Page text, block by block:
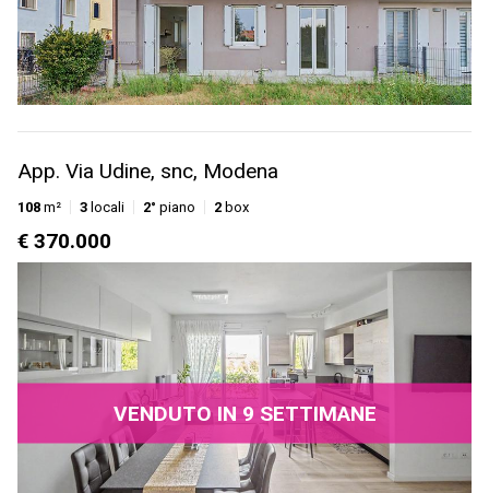
App. Via Udine, snc, Modena
108 m² 3 locali 2° piano 2 box
€ 370.000
VENDUTO IN 9 SETTIMANE